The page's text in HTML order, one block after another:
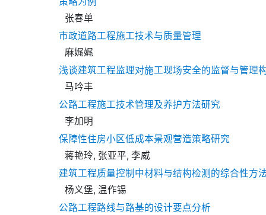
张春单
市政道路工程施工技术与质量管理
麻娓娓
浅谈建筑工程监理对施工现场安全的监督与管理
马吟丰
公路工程施工技术管理及养护方法研究
李加明
保障性住房小区低成本景观营造策略研究
蒋艳玲, 张亚平, 李威
建筑工程质量控制中材料与结构检测的综合性方
杨义堡, 温作锡
公路工程路线与路基的设计要点分析